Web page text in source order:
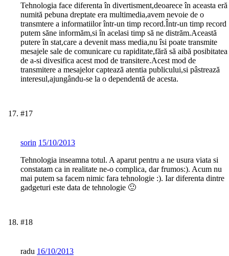
Tehnologia face diferenta în divertisment,deoarece în aceasta eră
numită pebuna dreptate era multimedia,avem nevoie de o
transmtere a informatiilor într-un timp record.Într-un timp record
putem săne informăm,si în acelasi timp să ne distrăm.Această
putere în stat,care a devenit mass media,nu îsi poate transmite
mesajele sale de comunicare cu rapiditate,fără să aibă posibitatea
de a-si divesifica acest mod de transitere.Acest mod de
transmitere a mesajelor captează atentia publicului,si pâstrează
interesul,ajungându-se la o dependentă de acesta.
#17
sorin 15/10/2013
Tehnologia inseamna totul. A aparut pentru a ne usura viata si
constatam ca in realitate ne-o complica, dar frumos:). Acum nu
mai putem sa facem nimic fara tehnologie :). Iar diferenta dintre
gadgeturi este data de tehnologie 🙂
#18
radu 16/10/2013